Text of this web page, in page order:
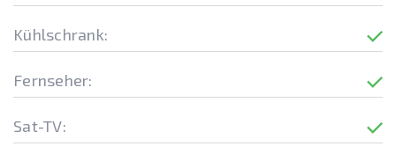
Kühlschrank:
Fernseher:
Sat-TV: